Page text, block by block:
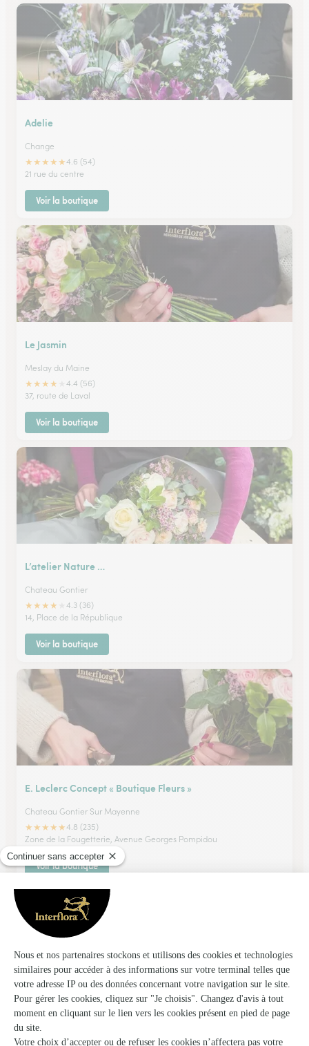
Adelie
Change
★★★★★4.6 (54)
21 rue du centre
Voir la boutique
Le Jasmin
Meslay du Maine
★★★★
4.4 (56)
37, route de Laval
Voir la boutique
L’atelier Nature …
Chateau Gontier
★★★★
4.3 (36)
14, Place de la République
Voir la boutique
E. Leclerc Concept « Boutique Fleurs »
Chateau Gontier Sur Mayenne
★★★★★4.8 (235)
Zone de la Fougetterie, Avenue Georges Pompidou
Voir la boutique
Maison Huau Bodinier
Craon